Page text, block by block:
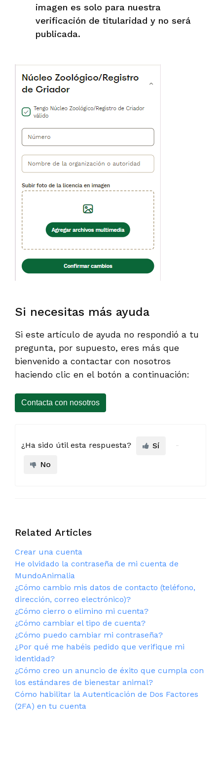
imagen es solo para nuestra
verificación de titularidad y no será
publicada.
Si necesitas más ayuda
Si este artículo de ayuda no respondió a tu
pregunta, por supuesto, eres más que
bienvenido a contactar con nosotros
haciendo clic en el botón a continuación:
Contacta con nosotros
¿Ha sido útil esta respuesta?
Sí
No
Related Articles
Crear una cuenta
He olvidado la contraseña de mi cuenta de
MundoAnimalia
¿Cómo cambio mis datos de contacto (teléfono,
dirección, correo electrónico)?
¿Cómo cierro o elimino mi cuenta?
¿Cómo cambiar el tipo de cuenta?
¿Cómo puedo cambiar mi contraseña?
¿Por qué me habéis pedido que verifique mi
identidad?
¿Cómo creo un anuncio de éxito que cumpla con
los estándares de bienestar animal?
Cómo habilitar la Autenticación de Dos Factores
(2FA) en tu cuenta